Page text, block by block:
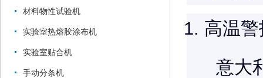
材料物性试验机
实验室热熔胶涂布机
实验室贴合机
手动分条机
高温
意大